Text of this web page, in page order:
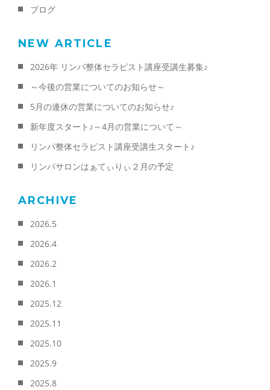
ブログ
NEW ARTICLE
2026年 リンパ整体セラピスト講座受講生募集♪
～今後の営業についてのお知らせ～
5月の連休の営業についてのお知らせ♪
新年度スタート♪～4月の営業について～
リンパ整体セラピスト講座受講生スタート♪
リンパサロンはぁてぃりぃ２月の予定
ARCHIVE
2026.5
2026.4
2026.2
2026.1
2025.12
2025.11
2025.10
2025.9
2025.8